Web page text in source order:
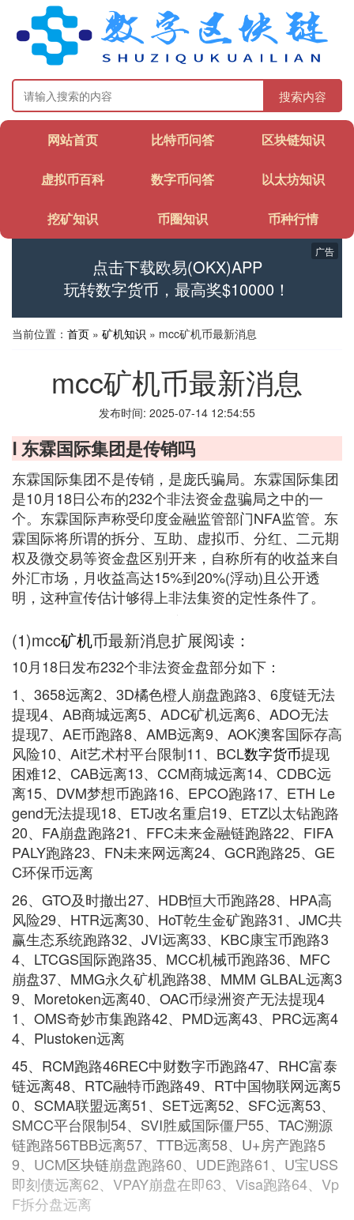
搜索内容
网站首页 比特币问答 区块链知识
虚拟币百科 数字币问答 以太坊知识
挖矿知识 币圈知识 币种行情
点击下载欧易(OKX)APP
玩转数字货币，最高奖$10000！
广告
当前位置： 首页 » 矿机知识 » mcc矿机币最新消息
mcc矿机币最新消息
发布时间: 2025-07-14 12:54:55
Ⅰ 东霖国际集团是传销吗
东霖国际集团不是传销，是庞氏骗局。东霖国际集团
是10月18日公布的232个非法资金盘骗局之中的一
个。东霖国际声称受印度金融监管部门NFA监管。东
霖国际将所谓的拆分、互助、虚拟币、分红、二元期
权及微交易等资金盘区别开来，自称所有的收益来自
外汇市场，月收益高达15%到20%(浮动)且公开透
明，这种宣传估计够得上非法集资的定性条件了。
(1)mcc矿机币最新消息扩展阅读：
10月18日发布232个非法资金盘部分如下：
1、3658远离2、3D橘色橙人崩盘跑路3、6度链无法
提现4、AB商城远离5、ADC矿机远离6、ADO无法
提现7、AE币跑路8、AMB远离9、AOK澳客国际存高
风险10、Ait艺术村平台限制11、BCL数字货币提现
困难12、CAB远离13、CCM商城远离14、CDBC远
离15、DVM梦想币跑路16、EPCO跑路17、ETH Le
gend无法提现18、ETJ改名重启19、ETZ以太钻跑路
20、FA崩盘跑路21、FFC未来金融链跑路22、FIFA
PALY跑路23、FN未来网远离24、GCR跑路25、GE
C环保币远离
26、GTO及时撤出27、HDB恒大币跑路28、HPA高
风险29、HTR远离30、HoT乾生金矿跑路31、JMC共
赢生态系统跑路32、JVI远离33、KBC康宝币跑路3
4、LTCGS国际跑路35、MCC机械币跑路36、MFC
崩盘37、MMG永久矿机跑路38、MMM GLBAL远离3
9、Moretoken远离40、OAC币绿洲资产无法提现4
1、OMS奇妙市集跑路42、PMD远离43、PRC远离4
4、Plustoken远离
45、RCM跑路46REC中财数字币跑路47、RHC富泰
链远离48、RTC融特币跑路49、RT中国物联网远离5
0、SCMA联盟远离51、SET远离52、SFC远离53、
SMCC平台限制54、SVI胜威国际僵尸55、TAC溯源
链跑路56TBB远离57、TTB远离58、U+房产跑路5
9、UCM区块链崩盘跑路60、UDE跑路61、U宝USS
即刻债远离62、VPAY崩盘在即63、Visa跑路64、Vp
F拆分盘远离